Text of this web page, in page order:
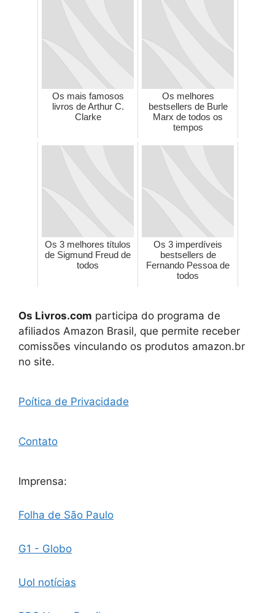
Os mais famosos
livros de Arthur C.
Clarke
Os melhores
bestsellers de Burle
Marx de todos os
tempos
Os 3 melhores títulos
de Sigmund Freud de
todos
Os 3 imperdíveis
bestsellers de
Fernando Pessoa de
todos
Os Livros.com participa do programa de
afiliados Amazon Brasil, que permite receber
comissões vinculando os produtos amazon.br
no site.
Poítica de Privacidade
Contato
Imprensa:
Folha de São Paulo
G1 - Globo
Uol notícias